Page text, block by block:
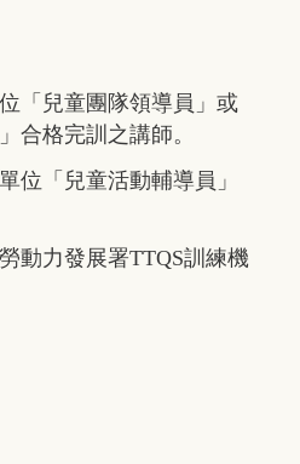
「兒童團隊領導員」或
合格完訓之講師。
位「兒童活動輔導員」
動力發展署TTQS訓練機